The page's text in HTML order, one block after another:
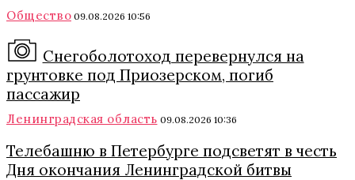
Общество 09.08.2026 10:56
Снегоболотоход перевернулся на
грунтовке под Приозерском, погиб
пассажир
Ленинградская область 09.08.2026 10:36
Телебашню в Петербурге подсветят в честь
Дня окончания Ленинградской битвы